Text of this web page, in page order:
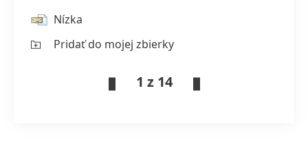
Nízka
Pridať do mojej zbierky
1 z 14